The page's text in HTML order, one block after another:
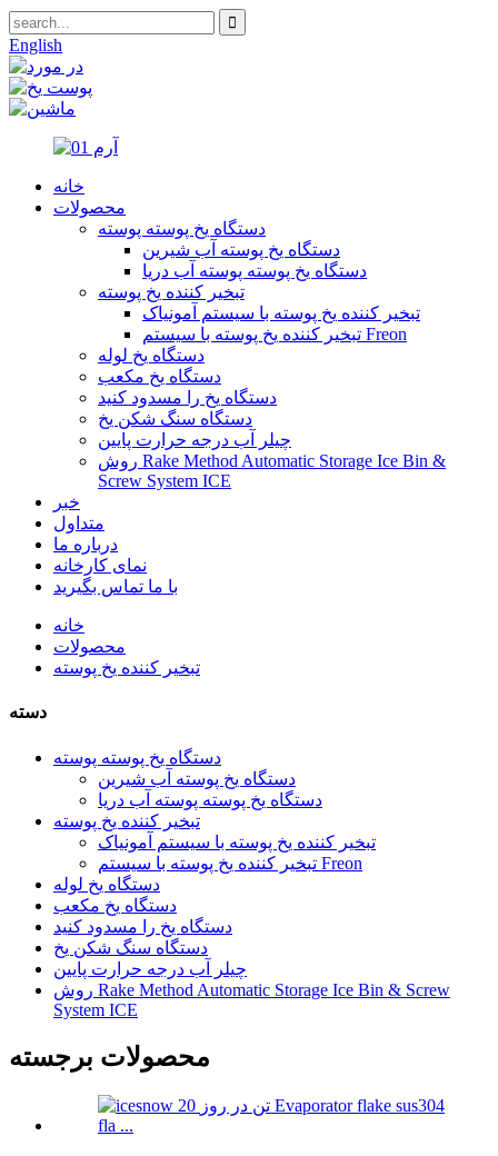
English
خانه
محصولات
دستگاه یخ پوسته پوسته
دستگاه یخ پوسته آب شیرین
دستگاه یخ پوسته پوسته آب دریا
تبخیر کننده یخ پوسته
تبخیر کننده یخ پوسته با سیستم آمونیاک
تبخیر کننده یخ پوسته با سیستم Freon
دستگاه یخ لوله
دستگاه یخ مکعب
دستگاه یخ را مسدود کنید
دستگاه سنگ شکن یخ
چیلر آب درجه حرارت پایین
روش Rake Method Automatic Storage Ice Bin &
Screw System ICE
خبر
متداول
درباره ما
نمای کارخانه
با ما تماس بگیرید
خانه
محصولات
تبخیر کننده یخ پوسته
دسته
دستگاه یخ پوسته پوسته
دستگاه یخ پوسته آب شیرین
دستگاه یخ پوسته پوسته آب دریا
تبخیر کننده یخ پوسته
تبخیر کننده یخ پوسته با سیستم آمونیاک
تبخیر کننده یخ پوسته با سیستم Freon
دستگاه یخ لوله
دستگاه یخ مکعب
دستگاه یخ را مسدود کنید
دستگاه سنگ شکن یخ
چیلر آب درجه حرارت پایین
روش Rake Method Automatic Storage Ice Bin & Screw
System ICE
محصولات برجسته